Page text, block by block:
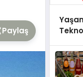
Paylaş